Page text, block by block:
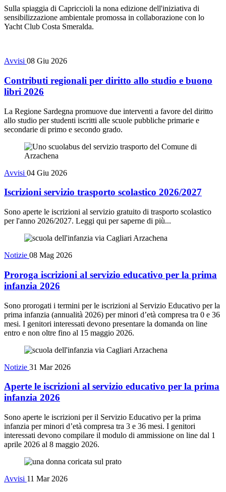
Sulla spiaggia di Capriccioli la nona edizione dell'iniziativa di
sensibilizzazione ambientale promossa in collaborazione con lo
Yacht Club Costa Smeralda.
Avvisi 08 Giu 2026
Contributi regionali per diritto allo studio e buono
libri 2026
La Regione Sardegna promuove due interventi a favore del diritto
allo studio per studenti iscritti alle scuole pubbliche primarie e
secondarie di primo e secondo grado.
Avvisi 04 Giu 2026
Iscrizioni servizio trasporto scolastico 2026/2027
Sono aperte le iscrizioni al servizio gratuito di trasporto scolastico
per l'anno 2026/2027. Leggi qui per saperne di più...
Notizie 08 Mag 2026
Proroga iscrizioni al servizio educativo per la prima
infanzia 2026
Sono prorogati i termini per le iscrizioni al Servizio Educativo per la
prima infanzia (annualità 2026) per minori d’età compresa tra 0 e 36
mesi. I genitori interessati devono presentare la domanda on line
entro e non oltre fino al 15 maggio 2026.
Notizie 31 Mar 2026
Aperte le iscrizioni al servizio educativo per la prima
infanzia 2026
Sono aperte le iscrizioni per il Servizio Educativo per la prima
infanzia per minori d’età compresa tra 3 e 36 mesi. I genitori
interessati devono compilare il modulo di ammissione on line dal 1
aprile 2026 al 8 maggio 2026.
Avvisi 11 Mar 2026